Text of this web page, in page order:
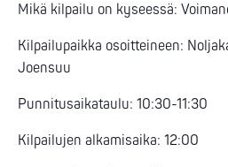
Mikä kilpailu on kyseessä:
Kilpailupaikka osoitteineen:
Joensuu
Punnitusaikataulu: 10:30-11:30
Kilpailujen alkamisaika: 12:00